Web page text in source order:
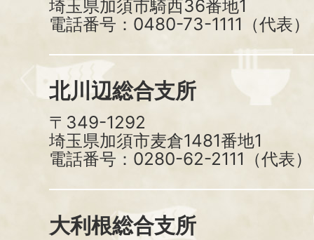
埼玉県加須市騎西36番地1
電話番号：0480-73-1111（代表）
北川辺総合支所
〒349-1292
埼玉県加須市麦倉1481番地1
電話番号：0280-62-2111（代表）
大利根総合支所